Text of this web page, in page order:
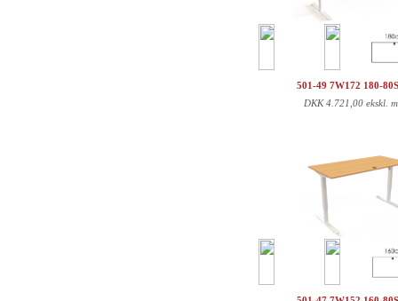
501-49 7W172 180-
DKK4.721,00 ekskl.